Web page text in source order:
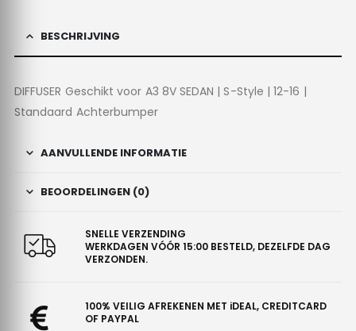
BESCHRIJVING
DIFFUSER Geschikt voor A3 8V SEDAN | S-Style | 12-16 |
Standaard Achterbumper
AANVULLENDE INFORMATIE
BEOORDELINGEN (0)
SNELLE VERZENDING
WERKDAGEN VÓÓR 15:00 BESTELD, DEZELFDE DAG
VERZONDEN.
100% VEILIG AFREKENEN MET iDEAL, CREDITCARD
OF PAYPAL